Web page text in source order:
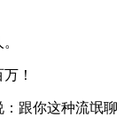
！
跟你这种流氓聊